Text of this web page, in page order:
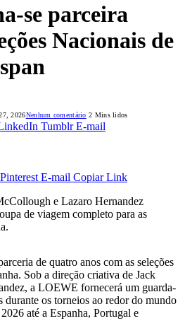
se parceira
Nacionais de
2026Nenhum comentário 2 Mins lidos
Tumblr E-mail
Pinterest E-mail Copiar Link
e Lazaro Hernandez
de viagem completo para as
de quatro anos com as seleções
Sob a direção criativa de Jack
a LOEWE fornecerá um guarda-
durante os torneios ao redor do mundo
até a Espanha, Portugal e